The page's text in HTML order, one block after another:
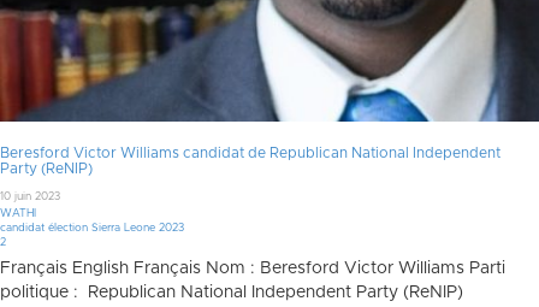
Beresford Victor Williams candidat de Republican National Independent
Party (ReNIP)
10 juin 2023
WATHI
candidat élection Sierra Leone 2023
2Commentaires
Français English Français Nom : Beresford Victor Williams Parti
politique : Republican National Independent Party (ReNIP)